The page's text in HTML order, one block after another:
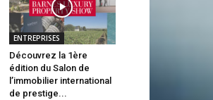
ENTREPRISES
Découvrez la 1ère
édition du Salon de
l’immobilier international
de prestige...